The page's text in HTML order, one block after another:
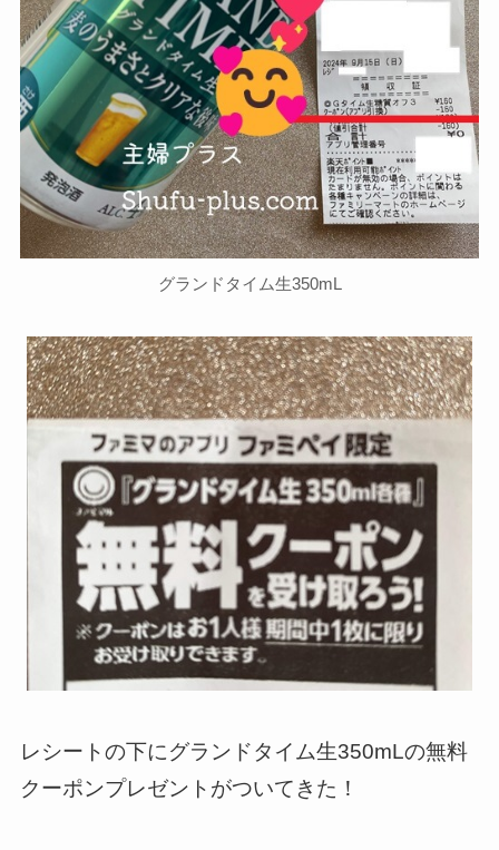
グランドタイム生350mL
レシートの下にグランドタイム生350mLの無料
クーポンプレゼントがついてきた！